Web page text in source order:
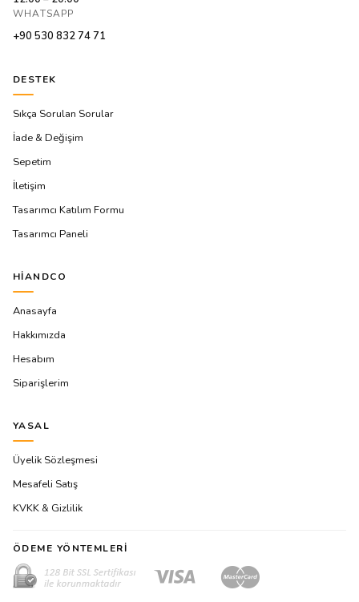
WHATSAPP
+90 530 832 74 71
DESTEK
Sıkça Sorulan Sorular
İade & Değişim
Sepetim
İletişim
Tasarımcı Katılım Formu
Tasarımcı Paneli
HIANDCO
Anasayfa
Hakkımızda
Hesabım
Siparişlerim
YASAL
Üyelik Sözleşmesi
Mesafeli Satış
KVKK & Gizlilik
ÖDEME YÖNTEMLERI